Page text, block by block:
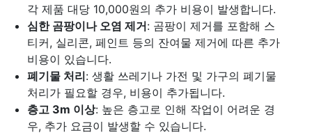
각 제품 대당 10,000원의 추가 비용이 발생합니다.
심한 곰팡이나 오염 제거: 곰팡이 제거를 포함해 스
티커, 실리콘, 페인트 등의 잔여물 제거에 따른 추가
비용이 있습니다.
폐기물 처리: 생활 쓰레기나 가전 및 가구의 폐기물
처리가 필요할 경우, 비용이 추가됩니다.
층고 3m 이상: 높은 층고로 인해 작업이 어려운 경
우, 추가 요금이 발생할 수 있습니다.